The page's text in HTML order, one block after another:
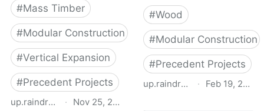
#Mass Timber
#Modular Construction
#Vertical Expansion
#Precedent Projects
up.raindrop.io· Nov 25, 2023
#Wood
#Modular Construction
#Precedent Projects
up.raindrop.io· Feb 19, 2022